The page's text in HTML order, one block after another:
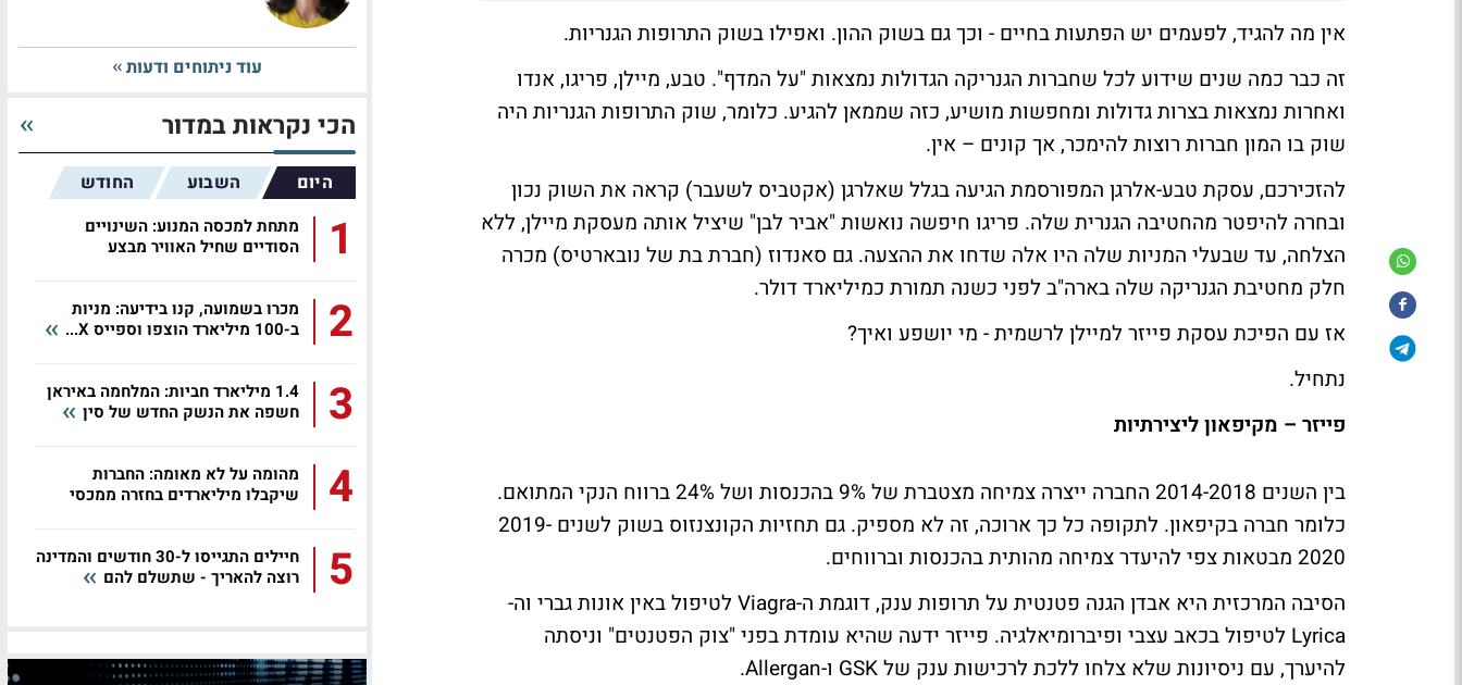
אין מה להגיד, לפעמים יש הפתעות בחיים - וכך גם בשוק ההון. ואפילו בשוק התרופות הגנריות.
זה כבר כמה שנים שידוע לכל שחברות הגנריקה הגדולות נמצאות "על המדף". טבע, מיילן, פריגו, אנדו
ואחרות נמצאות בצרות גדולות ומחפשות מושיע, כזה שממאן להגיע. כלומר, שוק התרופות הגנריות היה
שוק בו המון חברות רוצות להימכר, אך קונים – אין.
להזכירכם, עסקת טבע-אלרגן המפורסמת הגיעה בגלל שאלרגן (אקטביס לשעבר) קראה את השוק נכון
ובחרה להיפטר מהחטיבה הגנרית שלה. פריגו חיפשה נואשות "אביר לבן" שיציל אותה מעסקת מיילן, ללא
הצלחה, עד שבעלי המניות שלה היו אלה שדחו את ההצעה. גם סאנדוז (חברת בת של נובארטיס) מכרה
חלק מחטיבת הגנריקה שלה בארה"ב לפני כשנה תמורת כמיליארד דולר.
אז עם הפיכת עסקת פייזר למיילן לרשמית - מי יושפע ואיך?
נתחיל.
פייזר – מקיפאון ליצירתיות
בין השנים 2014-2018 החברה ייצרה צמיחה מצטברת של 9% בהכנסות ושל 24% ברווח הנקי המתואם.
כלומר חברה בקיפאון. לתקופה כל כך ארוכה, זה לא מספיק. גם תחזיות הקונצנזוס בשוק לשנים 2019-
2020 מבטאות צפי להיעדר צמיחה מהותית בהכנסות וברווחים.
הסיבה המרכזית היא אבדן הגנה פטנטית על תרופות ענק, דוגמת ה-Viagra לטיפול באין אונות גברי וה-
Lyrica לטיפול בכאב עצבי ופיברומיאלגיה. פייזר ידעה שהיא עומדת בפני "צוק הפטנטים" וניסתה
להיערך, עם ניסיונות שלא צלחו ללכת לרכישות ענק של GSK ו-Allergan.
עוד ניתוחים ודעות
הכי נקראות במדור
היום השבוע החודש
1
מתחת למכסה המנוע: השינויים
הסודיים שחיל האוויר מבצע
2
מכרו בשמועה, קנו בידיעה: מניות
ב-100 מיליארד הוצפו וספייס X...
3
1.4 מיליארד חביות: המלחמה באיראן
חשפה את הנשק החדש של סין
4
מהומה על לא מאומה: החברות
שיקבלו מיליארדים בחזרה ממכסי
5
חיילים התגייסו ל-30 חודשים והמדינה
רוצה להאריך - שתשלם להם